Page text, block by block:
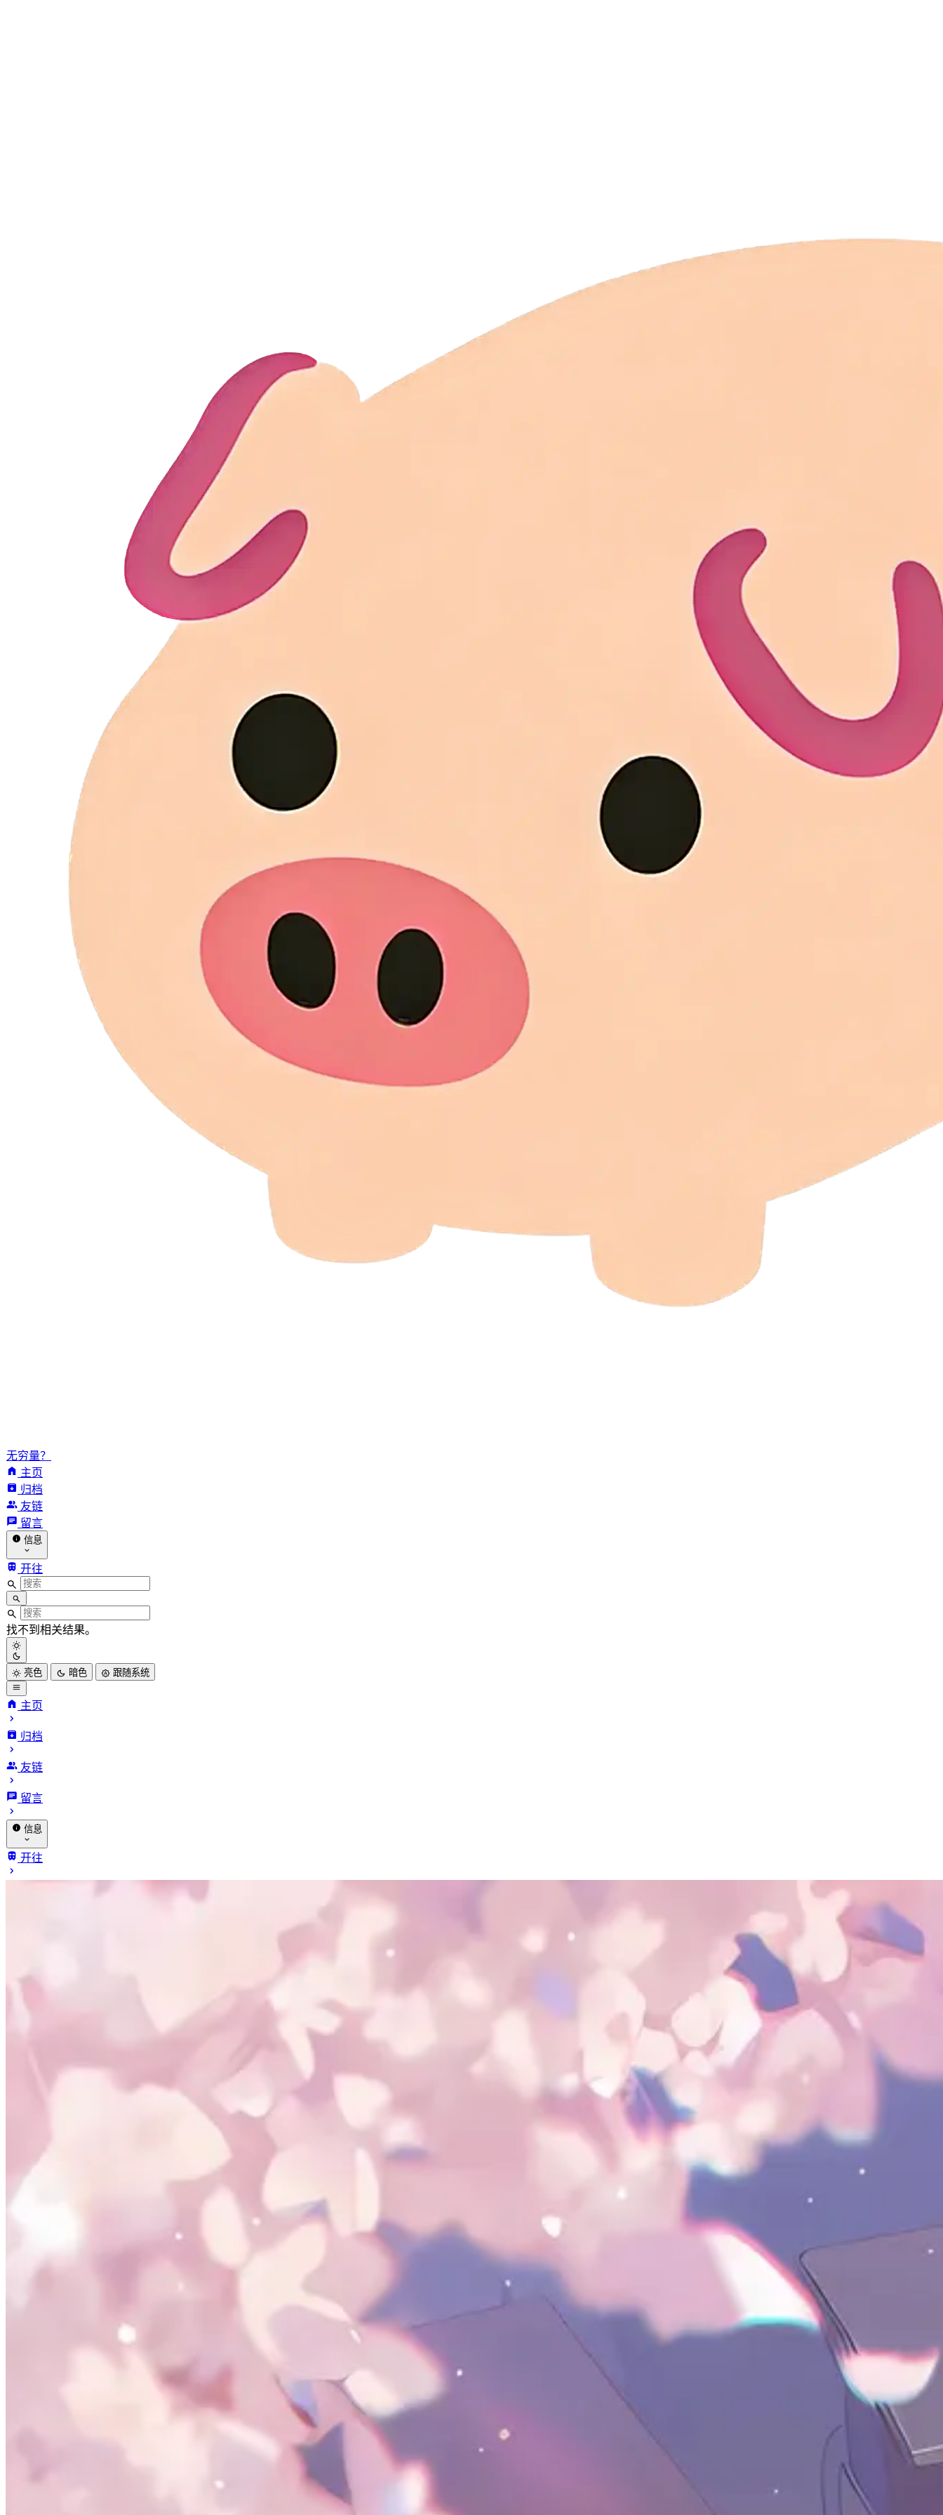
无穷量？
主页
归档
友链
留言
信息
开往
找不到相关结果。
亮色 暗色 跟随系统
主页
归档
友链
留言
信息
关于我
开往